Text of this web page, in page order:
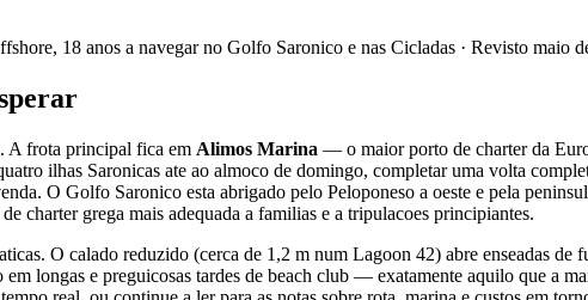
18 anos a navegar no Golfo Saronico e nas Cicladas · Revisto maio
A frota principal fica em Alimos Marina — o maior porto de charter da
ilhas Saronicas ate ao almoco de domingo, completar uma volta
O Golfo Saronico esta abrigado pelo Peloponeso a oeste e pela
charter grega mais adequada a familias e a tripulacoes principiantes.
O calado reduzido (cerca de 1,2 m num Lagoon 42) abre enseadas
longas e preguicosas tardes de beach club — exatamente aquilo que a